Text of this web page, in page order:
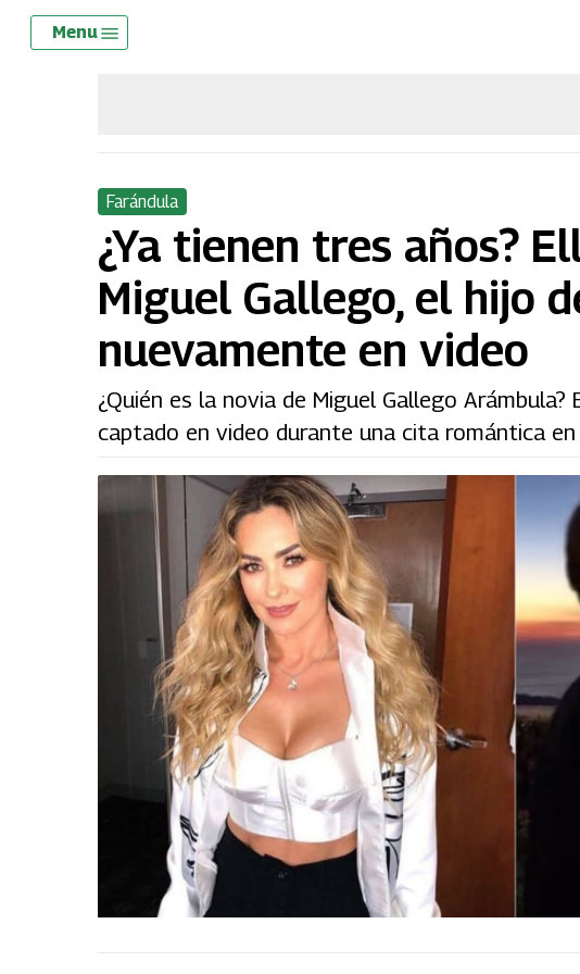
Skip
Menu
Farándula
¿Ya tienen tres años?
Miguel Gallego, el hijo
nuevamente en video
¿Quién es la novia de Miguel Gallego
captado en video durante una cita romántica
Menu